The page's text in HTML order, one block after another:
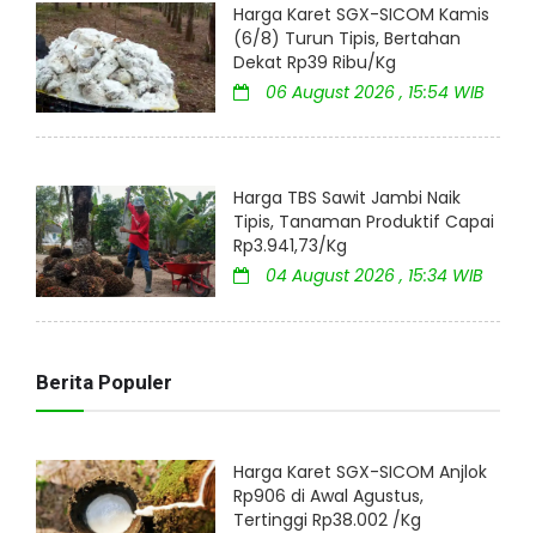
Harga Karet SGX-SICOM Kamis
(6/8) Turun Tipis, Bertahan
Dekat Rp39 Ribu/Kg
06 August 2026 , 15:54 WIB
Harga TBS Sawit Jambi Naik
Tipis, Tanaman Produktif Capai
Rp3.941,73/Kg
04 August 2026 , 15:34 WIB
Berita Populer
Harga Karet SGX-SICOM Anjlok
Rp906 di Awal Agustus,
Tertinggi Rp38.002 /Kg